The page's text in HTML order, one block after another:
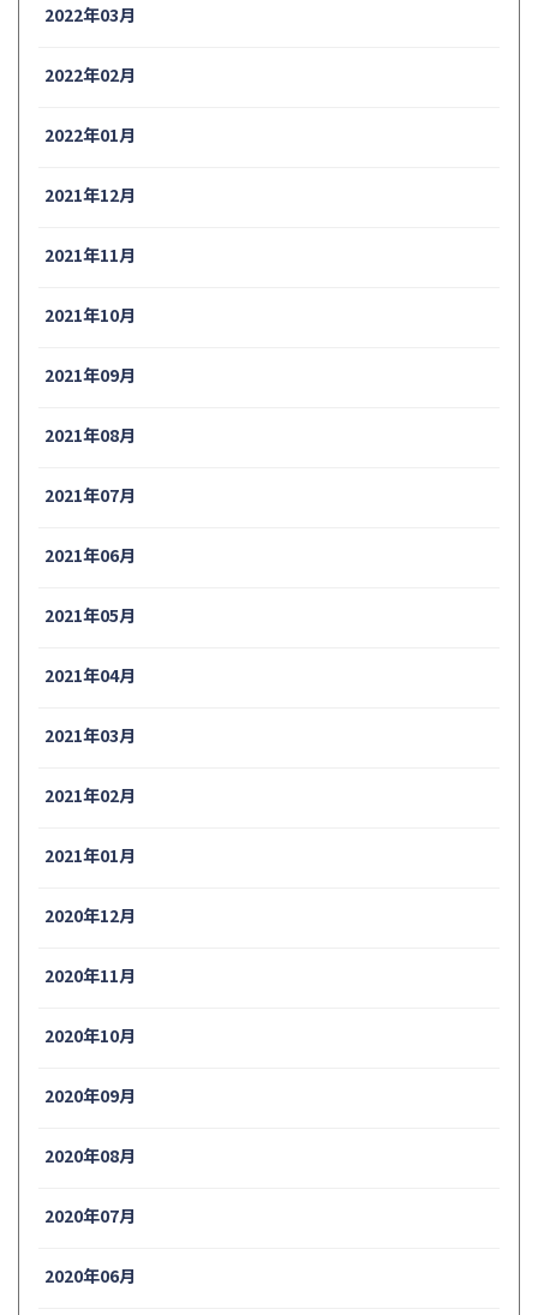
2022年03月
2022年02月
2022年01月
2021年12月
2021年11月
2021年10月
2021年09月
2021年08月
2021年07月
2021年06月
2021年05月
2021年04月
2021年03月
2021年02月
2021年01月
2020年12月
2020年11月
2020年10月
2020年09月
2020年08月
2020年07月
2020年06月